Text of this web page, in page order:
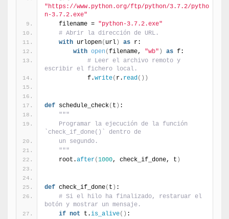
"https://www.python.org/ftp/python/3.7.2/pytho
n-3.7.2.exe"
    filename =
"python-3.7.2.exe"
# Abrir la dirección de URL.
with urlopen( url ) as r:
with open(filename, "wb" ) as f:
# Leer el archivo remoto y
escribir el fichero local.
            f.
write( r. read( ) )
def schedule_check( t ) :
"""
`check_if_done()` dentro de
    un segundo.
    """
    root.
after(1000, check_if_done, t )
def check_if_done( t ) :
# Si el hilo ha finalizado, restaruar el
botón y mostrar un mensaje.
if not t.is_alive( ) :